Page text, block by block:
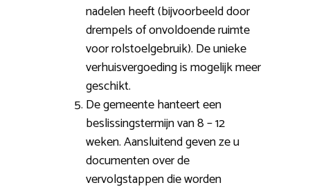
nadelen heeft (bijvoorbeeld door
drempels of onvoldoende ruimte
voor rolstoelgebruik). De unieke
verhuisvergoeding is mogelijk meer
geschikt.
De gemeente hanteert een
beslissingstermijn van 8 – 12
weken. Aansluitend geven ze u
documenten over de
vervolgstappen die worden